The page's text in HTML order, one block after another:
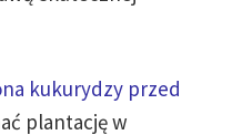
kukurydzy przed
plantację w